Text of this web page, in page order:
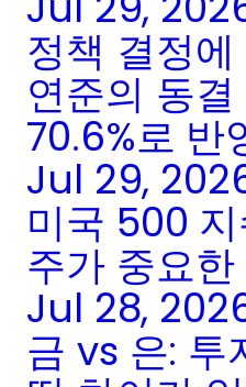
정책 결정
연준의 동
70.6%로 반
Jul 29,
미국 500
주가 중요한
Jul 28,
금 vs 은: 투